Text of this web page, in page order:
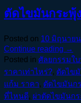
ตัดไขมันกระพุ้
Posted on 10 มิถุนาย
Continue reading →
Posted in ศัลยกรรมใ
ราคาเท่าไหร่?, ตัดไข
แก้ม ราคา, ตัดไขมันก
ที่ไหนดี, ผ่าตัดไขมันก